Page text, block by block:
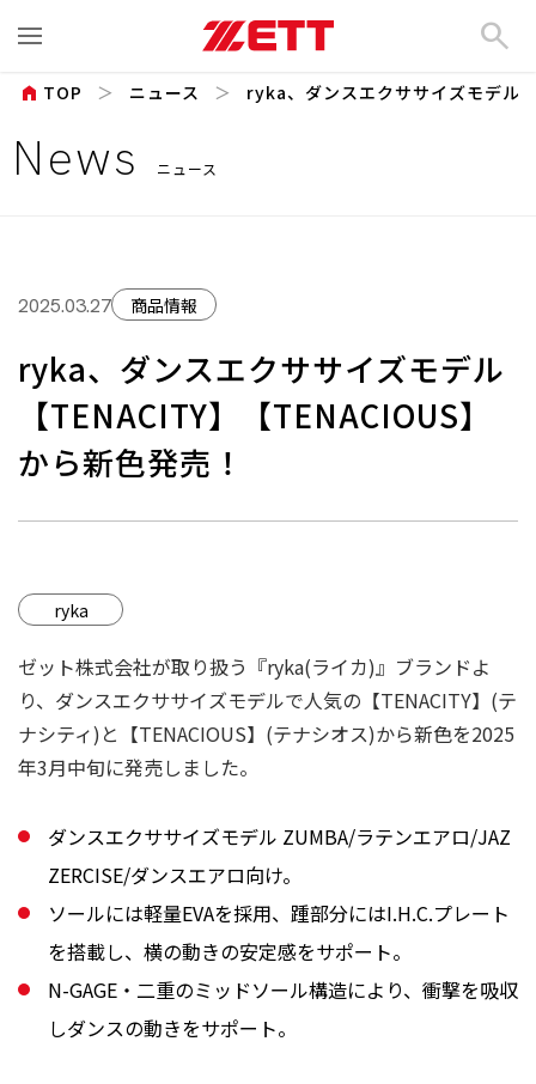
search
News ニュース
home TOP ニュース ryka、ダンスエクササイズモデル
2025.03.27 商品情報
ryka、ダンスエクササイズモデル
【TENACITY】【TENACIOUS】
から新色発売！
ryka
ゼット株式会社が取り扱う『ryka(ライカ)』ブランドよ
り、ダンスエクササイズモデルで人気の【TENACITY】(テ
ナシティ)と【TENACIOUS】(テナシオス)から新色を2025
年3月中旬に発売しました。
ダンスエクササイズモデル ZUMBA/ラテンエアロ/JAZ
ZERCISE/ダンスエアロ向け。
ソールには軽量EVAを採用、踵部分にはI.H.C.プレート
を搭載し、横の動きの安定感をサポート。
N-GAGE・二重のミッドソール構造により、衝撃を吸収
しダンスの動きをサポート。